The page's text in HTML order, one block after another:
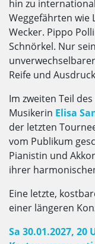
hin zu
Weggefährten wie
Wecker. Pippo
Schnörkel. Nur
Reife und
Im zweiten Teil
Musikerin Elisa
der letzten
vom Publikum
Pianistin und
ihrer
Eine letzte,
einer längeren
Sa 30.01.2027, 20